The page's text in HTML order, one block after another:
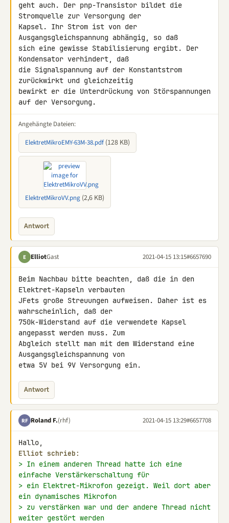
geht auch. Der pnp-Transistor bildet die
Stromquelle zur Versorgung der
Kapsel. Ihr Strom ist von der
Ausgangsgleichspannung abhängig, so daß
sich eine gewisse Stabilisierung ergibt. Der
Kondensator verhindert, daß
die Signalspannung auf der Konstantstrom
zurückwirkt und gleichzeitig
bewirkt er die Unterdrückung von Störspannungen
auf der Versorgung.
Angehängte Dateien:
ElektretMikroEMY-63M-38.pdf (128 KB)
ElektretMikroVV.png (2,6 KB)
Antwort
E ElliotGast 2021-04-15 13:15#6657690
Beim Nachbau bitte beachten, daß die in den
Elektret-Kapseln verbauten
JFets große Streuungen aufweisen. Daher ist es
wahrscheinlich, daß der
750k-Widerstand auf die verwendete Kapsel
angepasst werden muss. Zum
Abgleich stellt man mit dem Widerstand eine
Ausgangsgleichspannung von
etwa 5V bei 9V Versorgung ein.
Antwort
RF Roland F.(rhf) 2021-04-15 13:29#6657708
Elliot schrieb:
> In einem anderen Thread hatte ich eine
einfache Verstärkerschaltung für
> ein Elektret-Mikrofon gezeigt. Weil dort aber
ein dynamisches Mikrofon
> zu verstärken war und der andere Thread nicht
weiter gestört werden